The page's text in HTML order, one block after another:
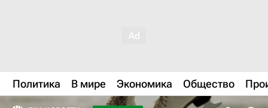
Политика В мире Экономика Общество